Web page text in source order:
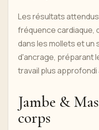
Les résultats
fréquence cardiaque,
dans les mollets et un
d'ancrage, préparant
travail plus approfondi
Jambe &
corps